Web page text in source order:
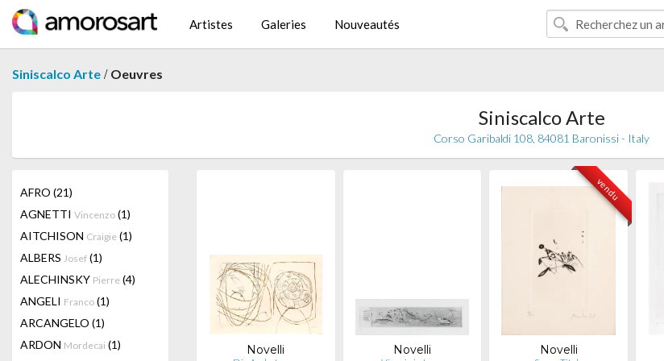
Artistes Galeries Nouveautés
Siniscalco Arte / Oeuvres
Siniscalco Arte
Corso Garibaldi 108, 84081 Baronissi - Italy
AFRO (21)
AGNETTI Vincenzo (1)
AITCHISON Craigie (1)
ALBERS Josef (1)
ALECHINSKY Pierre (4)
ANGELI Franco (1)
ARCANGELO (1)
ARDON Mordecai (1)
Novelli Novelli
vendu
Novelli